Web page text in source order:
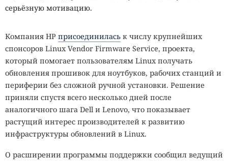
серьёзную мотивацию.
Компания HP присоединилась к числу крупнейших
спонсоров Linux Vendor Firmware Service, проекта,
который помогает пользователям Linux получать
обновления прошивок для ноутбуков, рабочих станций и
периферии без сложной ручной установки. Решение
приняли спустя всего несколько дней после
аналогичного шага Dell и Lenovo, что показывает
растущий интерес производителей к развитию
инфраструктуры обновлений в Linux.
О расширении программы поддержки сообщил ведущий